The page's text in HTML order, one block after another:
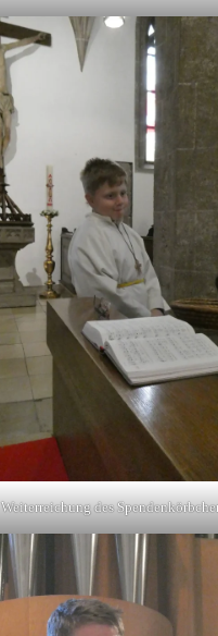
Weiterreichung des